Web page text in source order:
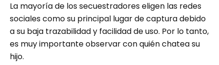
La mayoría de los secuestradores eligen las redes
sociales como su principal lugar de captura debido
a su baja trazabilidad y facilidad de uso. Por lo tanto,
es muy importante observar con quién chatea su
hijo.